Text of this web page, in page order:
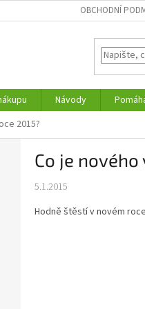
OBCHODNÍ
Návody
2015?
Co je nového
5.1.2015
Hodně štěstí v novém